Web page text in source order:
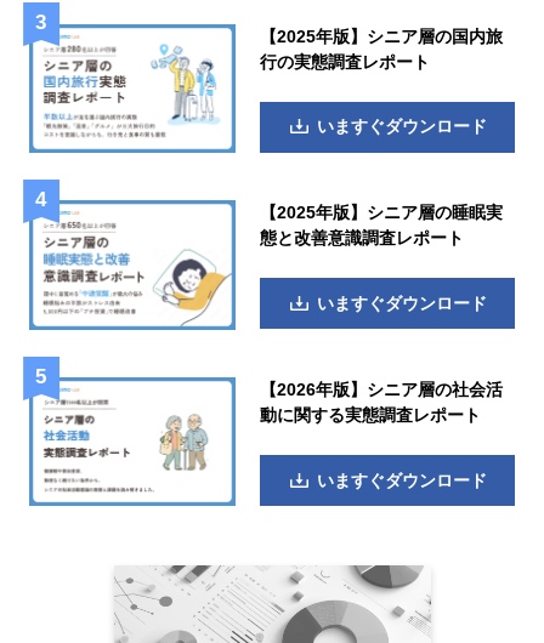
【2025年版】シニア層の国内旅
行の実態調査レポート
いますぐダウンロード
【2025年版】シニア層の睡眠実
態と改善意識調査レポート
いますぐダウンロード
【2026年版】シニア層の社会活
動に関する実態調査レポート
いますぐダウンロード